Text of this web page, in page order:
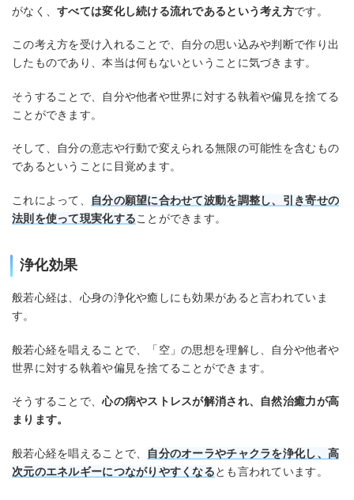
がなく、すべては変化し続ける流れであるという考え方です。
この考え方を受け入れることで、自分の思い込みや判断で作り出
したものであり、本当は何もないということに気づきます。
そうすることで、自分や他者や世界に対する執着や偏見を捨てる
ことができます。
そして、自分の意志や行動で変えられる無限の可能性を含むもの
であるということに目覚めます。
これによって、
自分の願望に合わせて波動を調整し、引き寄せの
法則を使って現実化することができます。
浄化効果
般若心経は、心身の浄化や癒しにも効果があると言われていま
す。
般若心経を唱えることで、「空」の思想を理解し、自分や他者や
世界に対する執着や偏見を捨てることができます。
そうすることで、心の病やストレスが解消され、自然治癒力が高
まります。
般若心経を唱えることで、
自分のオーラやチャクラを浄化し、高
次元のエネルギーにつながりやすくなるとも言われています。